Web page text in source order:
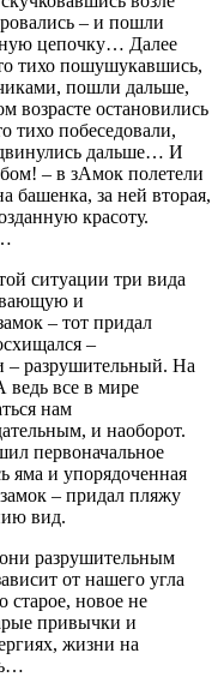
– и пошли
цепочку… Далее
тихо пошушукавшись,
пошли дальше,
остановились
тихо побеседовали,
дальше… И
– в зАмок полетели
башенка, за ней вторая,
красоту.
ситуации три вида
и
– тот придал
–
– разрушительный. На
ведь все в мире
нам
и наоборот.
первоначальное
яма и упорядоченная
– придал пляжу
вид.
разрушительным
от нашего угла
новое не
привычки и
жизни на